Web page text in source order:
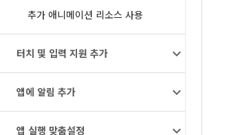
추가 애니메이션 리소스 사용
터치 및 입력 지원 추가
앱에 알림 추가
앱 실행 맞춤설정